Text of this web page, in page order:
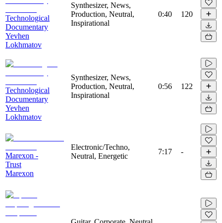
Technological
Documentary
Yevhen
Lokhmatov
Synthesizer, News,
Production, Neutral,
Inspirational
0:40 120
Technological
Documentary
Yevhen
Lokhmatov
Synthesizer, News,
Production, Neutral,
Inspirational
0:56 122
Marexon -
Trust
Marexon
Electronic/Techno,
Neutral, Energetic
7:17 -